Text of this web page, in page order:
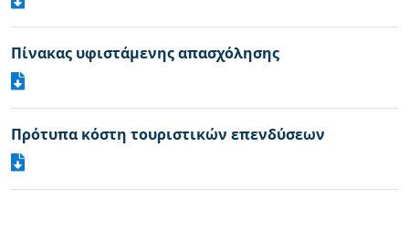
Πίνακας υφιστάμενης απασχόλησης
Πρότυπα κόστη τουριστικών επενδύσεων